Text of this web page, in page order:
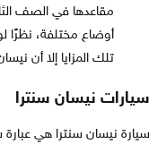
مقاعدها في الصف
أوضاع مختلفة، نظرًا
تلك المزايا إلا أن
سيارات نيسان سنترا